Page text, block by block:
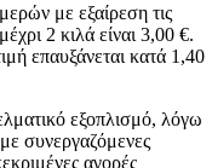
με εξαίρεση τις
2 κιλά είναι 3,00 €.
επαυξάνεται κατά 1,40
εξοπλισμό, λόγω
συνεργαζόμενες
αγορές